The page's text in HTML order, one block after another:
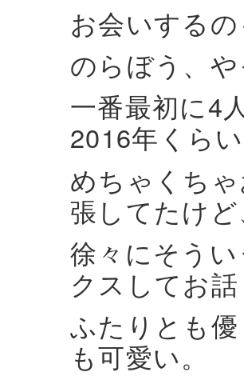
お会いする
のらぼう、
一番最初に4
2016年くらい
めちゃくち
張してたけど
徐々にそう
クスしてお
ふたりとも
も可愛い。